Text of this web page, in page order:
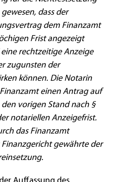
dass der
dem Finanzamt
Frist angezeigt
rechtzeitige Anzeige
zugunsten der
können. Die Notarin
einen Antrag auf
vorigen Stand nach §
notariellen Anzeigefrist.
das Finanzamt
gewährte der